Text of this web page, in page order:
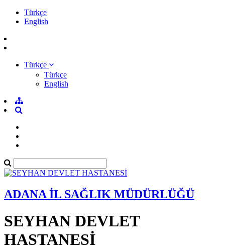
Türkçe
English
Türkçe
Türkçe
English
ADANA İL SAĞLIK MÜDÜRLÜĞÜ
SEYHAN DEVLET
HASTANESİ